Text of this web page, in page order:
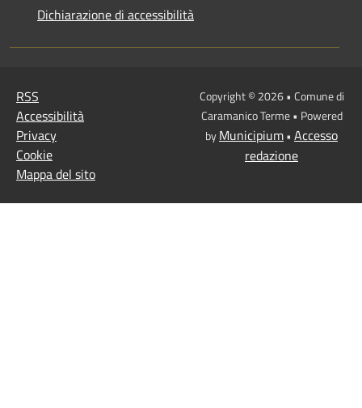
Dichiarazione di accessibilità
RSS
Accessibilità
Privacy
Cookie
Mappa del sito
Copyright © 2026 • Comune di
Caramanico Terme • Powered
byMunicipium• Accesso
redazione